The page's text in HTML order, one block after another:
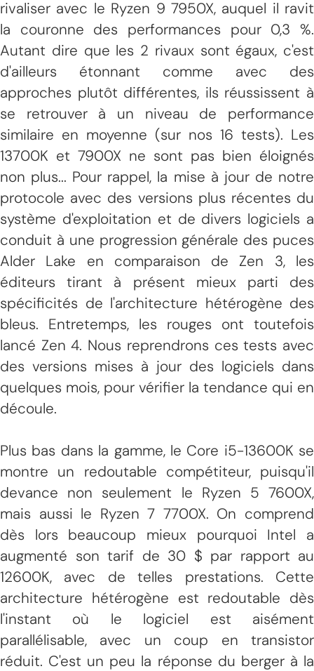
rivaliser avec le Ryzen 9 7950X, auquel il ravit
la couronne des performances pour 0,3 %.
Autant dire que les 2 rivaux sont égaux, c'est
d'ailleurs étonnant comme avec des
approches plutôt différentes, ils réussissent à
se retrouver à un niveau de performance
similaire en moyenne (sur nos 16 tests). Les
13700K et 7900X ne sont pas bien éloignés
non plus... Pour rappel, la mise à jour de notre
protocole avec des versions plus récentes du
système d'exploitation et de divers logiciels a
conduit à une progression générale des puces
Alder Lake en comparaison de Zen 3, les
éditeurs tirant à présent mieux parti des
spécificités de l'architecture hétérogène des
bleus. Entretemps, les rouges ont toutefois
lancé Zen 4. Nous reprendrons ces tests avec
des versions mises à jour des logiciels dans
quelques mois, pour vérifier la tendance qui en
découle.
Plus bas dans la gamme, le Core i5-13600K se
montre un redoutable compétiteur, puisqu'il
devance non seulement le Ryzen 5 7600X,
mais aussi le Ryzen 7 7700X. On comprend
dès lors beaucoup mieux pourquoi Intel a
augmenté son tarif de 30 $ par rapport au
12600K, avec de telles prestations. Cette
architecture hétérogène est redoutable dès
l'instant où le logiciel est aisément
parallélisable, avec un coup en transistor
réduit. C'est un peu la réponse du berger à la